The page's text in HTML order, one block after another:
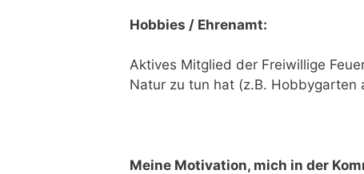
Hobbies / Ehrenamt:
Aktives Mitglied der Freiwillige
Natur zu tun hat (z.B. Hobbygarten
Meine Motivation, mich in der